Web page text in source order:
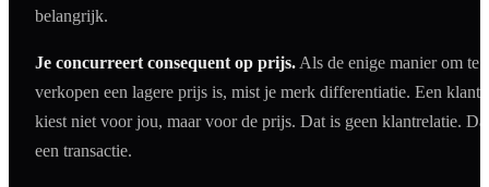
belangrijk.
Je concurreert consequent op prijs. Als de enige manier om te
verkopen een lagere prijs is, mist je merk differentiatie. Een klant
kiest niet voor jou, maar voor de prijs. Dat is geen klantrelatie.
een transactie.